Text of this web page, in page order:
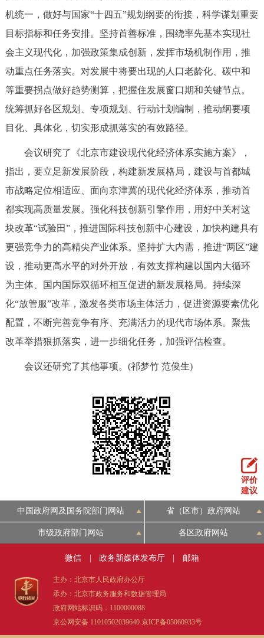
DEUTSCH FRANÇAIS РУССКИЙ ЯЗЫК
العربية
机统一，做好与国家“十四五”规划纲要的衔接，科学谋划重要
目标指标和任务安排。坚持首善标准，围绕率先基本实现社
会主义现代化，加强政策集成创新，发挥市场机制作用，推
动重点任务落实。对发展中将要出现的人口老龄化、碳中和
等重要拐点做好趋势测算，把握住发展窗口期和关键节点。
统筹抓好各区规划、专项规划、行动计划编制，推动纲要项
目化、具体化，切实形成抓落实的有效路径。
会议研究了《北京市建设现代化经济体系实施方案》，
指出，要立足新发展阶段，构建新发展格局，建设与首都城
市战略定位相适应、面向京津冀的现代化经济体系，推动首
都实现高质量发展。强化科技创新引擎作用，用好中关村这
块改革“试验田”，推进国际科技创新中心建设，加快构建具有
更强竞争力的高精尖产业体系。坚持扩大内需，推进“两区”建
设，推动更高水平的对外开放，有效支撑构建以国内大循环
为主体、国内国际双循环相互促进的新发展格局。持续深
化“放管服”改革，激发各类市场主体活力，促进资源要素优化
配置，不断完善竞争有序、充满活力的现代市场体系。聚焦
改革举措狠抓落实，进一步细化任务，加强评估检查。
会议还研究了其他事项。(祁梦竹 范俊生)
评价
建议
中国政府网及国务院部门网站 省（区市）政府网站
市级政府部门网站 各区政府网站
微信 政务新媒体发布厅 邮箱
主办：北京市人民政府办公厅
承办：北京市政务服务和数据管理局
政府网站标识码：1100000088
京公网安备 11010502039640 京ICP备05060933号